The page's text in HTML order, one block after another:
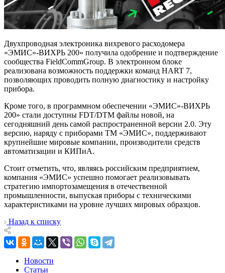
Двухпроводная электроника вихревого расходомера
«ЭМИС»-ВИХРЬ 200» получила одобрение и подтверждение
сообщества FieldCommGroup. В электронном блоке
реализована возможность поддержки команд HART 7,
позволяющих проводить полную диагностику и настройку
прибора.
Кроме того, в программном обеспечении «ЭМИС»-ВИХРЬ
200» стали доступны FDT/DTM файлы новой, на
сегодняшний день самой распространенной версии 2.0. Эту
версию, наряду с приборами ТМ «ЭМИС», поддерживают
крупнейшие мировые компании, производители средств
автоматизации и КИПиА.
Стоит отметить, что, являясь российским предприятием,
компания «ЭМИС» успешно помогает реализовывать
стратегию импортозамещения в отечественной
промышленности, выпуская приборы с техническими
характеристиками на уровне лучших мировых образцов.
Назад к списку
Новости
Статьи